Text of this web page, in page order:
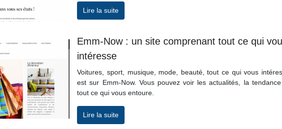
Lire la suite
Emm-Now : un site comprenant tout ce qui
intéresse
Voitures, sport, musique, mode, beauté, tout ce qui vous
est sur Emm-Now. Vous pouvez voir les actualités, la
tout ce qui vous entoure.
Lire la suite